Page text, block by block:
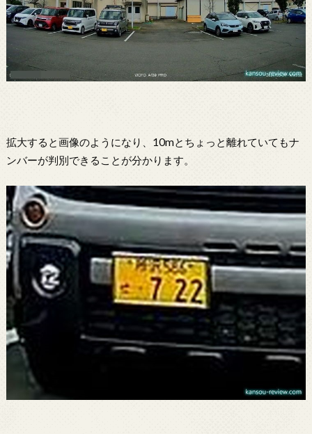
拡大すると画像のようになり、10mとちょっと離れていてもナ
ンバーが判別できることが分かります。